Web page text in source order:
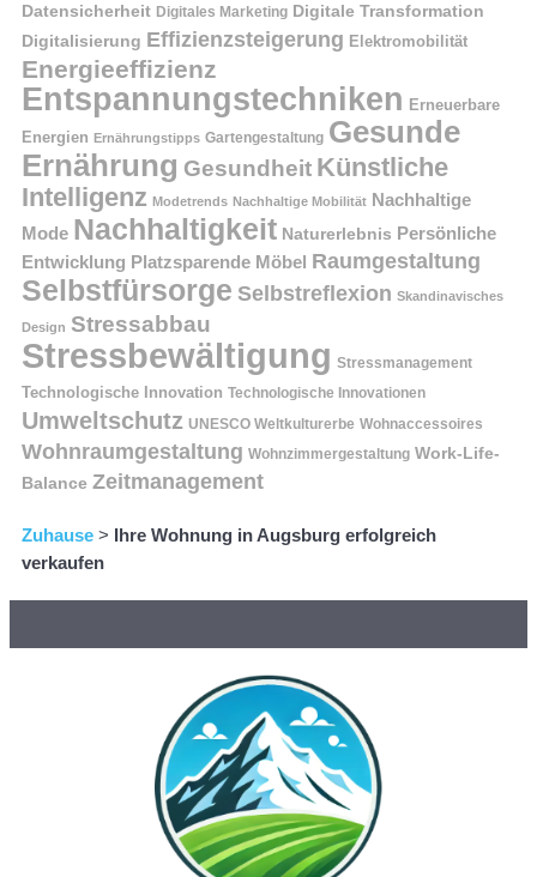
Datensicherheit Digitales Marketing Digitale Transformation
Digitalisierung Effizienzsteigerung Elektromobilität
Energieeffizienz
Entspannungstechniken Erneuerbare
Energien Ernährungstipps Gartengestaltung Gesunde
Ernährung Gesundheit Künstliche
Intelligenz Modetrends Nachhaltige Mobilität Nachhaltige
Mode Nachhaltigkeit Naturerlebnis Persönliche
Entwicklung Platzsparende Möbel Raumgestaltung
Selbstfürsorge Selbstreflexion Skandinavisches
Design Stressabbau
Stressbewältigung Stressmanagement
Technologische Innovation Technologische Innovationen
Umweltschutz UNESCO Weltkulturerbe Wohnaccessoires
Wohnraumgestaltung Wohnzimmergestaltung Work-Life-
Balance Zeitmanagement
Zuhause > Ihre Wohnung in Augsburg erfolgreich
verkaufen